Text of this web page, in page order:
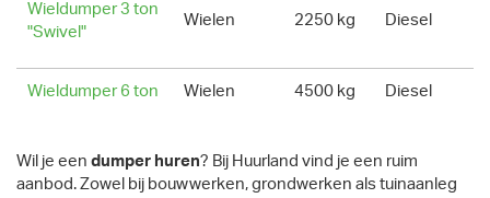
Wieldumper 3 ton
"Swivel"
Wielen 2250 kg Diesel
Wieldumper 6 ton Wielen 4500 kg Diesel
Wil je een dumper huren? Bij Huurland vind je een ruim
aanbod. Zowel bij bouwwerken, grondwerken als tuinaanleg